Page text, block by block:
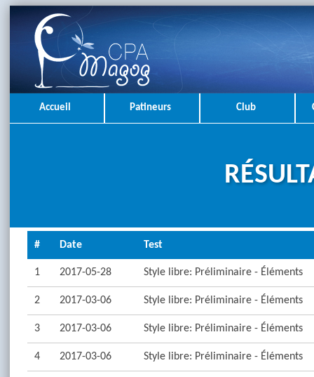
Accueil Patineurs Club
# Date Test
1 2017-05-28 Style libre: Préliminaire - Éléments
2 2017-03-06 Style libre: Préliminaire - Éléments
3 2017-03-06 Style libre: Préliminaire - Éléments
4 2017-03-06 Style libre: Préliminaire - Éléments